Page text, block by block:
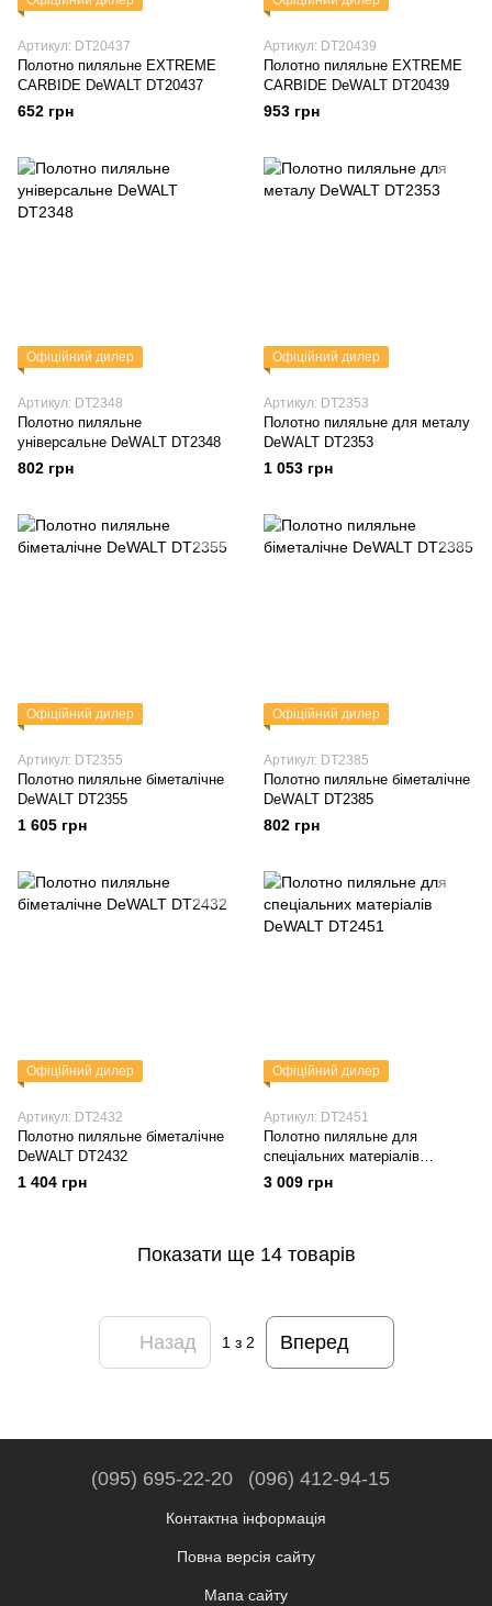
Артикул: DT20437
Полотно пиляльне EXTREME
CARBIDE DeWALT DT20437
652 грн
Артикул: DT20439
Полотно пиляльне EXTREME
CARBIDE DeWALT DT20439
953 грн
Офіційний дилер
Артикул: DT2348
Полотно пиляльне
універсальне DeWALT DT2348
802 грн
Офіційний дилер
Артикул: DT2353
Полотно пиляльне для металу
DeWALT DT2353
1 053 грн
Офіційний дилер
Артикул: DT2355
Полотно пиляльне біметалічне
DeWALT DT2355
1 605 грн
Офіційний дилер
Артикул: DT2385
Полотно пиляльне біметалічне
DeWALT DT2385
802 грн
Офіційний дилер
Артикул: DT2432
Полотно пиляльне біметалічне
DeWALT DT2432
1 404 грн
Офіційний дилер
Артикул: DT2451
Полотно пиляльне для
спеціальних матеріалів
DeWALT DT2451
3 009 грн
Показати ще 14 товарів
Назад 1 з 2 Вперед
(095) 695-22-20 (096) 412-94-15
Контактна інформація
Повна версія сайту
Мапа сайту